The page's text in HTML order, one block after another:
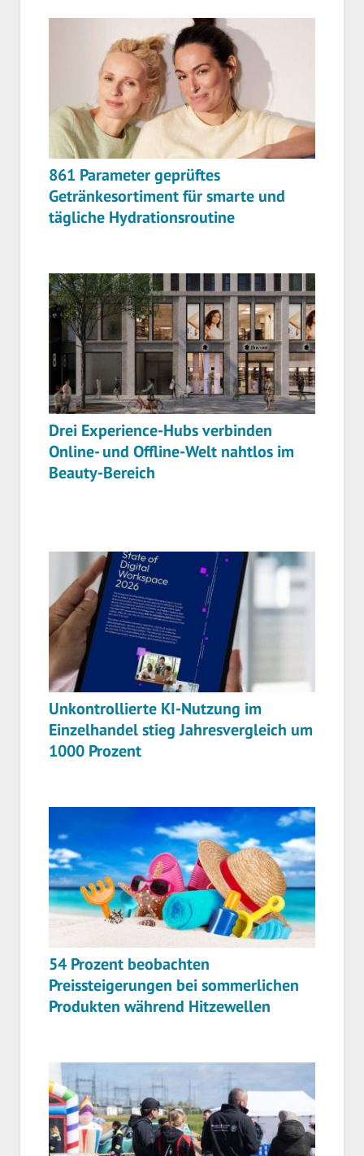
861 Parameter geprüftes
Getränkesortiment für smarte und
tägliche Hydrationsroutine
Drei Experience-Hubs verbinden
Online- und Offline-Welt nahtlos im
Beauty-Bereich
Unkontrollierte KI-Nutzung im
Einzelhandel stieg Jahresvergleich um
1000 Prozent
54 Prozent beobachten
Preissteigerungen bei sommerlichen
Produkten während Hitzewellen